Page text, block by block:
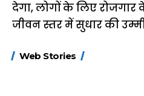
देगा, लोगों के लिए
जीवन स्तर में सुधार की
Web Stories
FASTag के ये नए